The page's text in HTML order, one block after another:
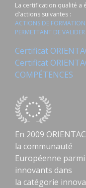
La certification qualité a
d’actions suivantes :
ACTIONS DE FORMATION
PERMETTANT DE
Certificat
Certificat
COMPÉTENCES
En 2009
la communauté
Européenne
innovants dans
la catégorie